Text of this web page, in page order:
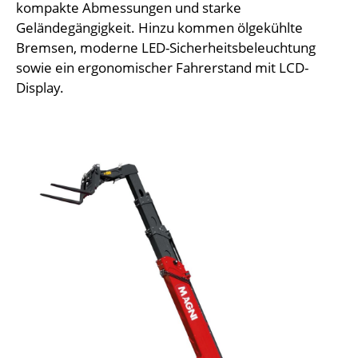
kompakte Abmessungen und starke
Geländegängigkeit. Hinzu kommen ölgekühlte
Bremsen, moderne LED-Sicherheitsbeleuchtung
sowie ein ergonomischer Fahrerstand mit LCD-
Display.